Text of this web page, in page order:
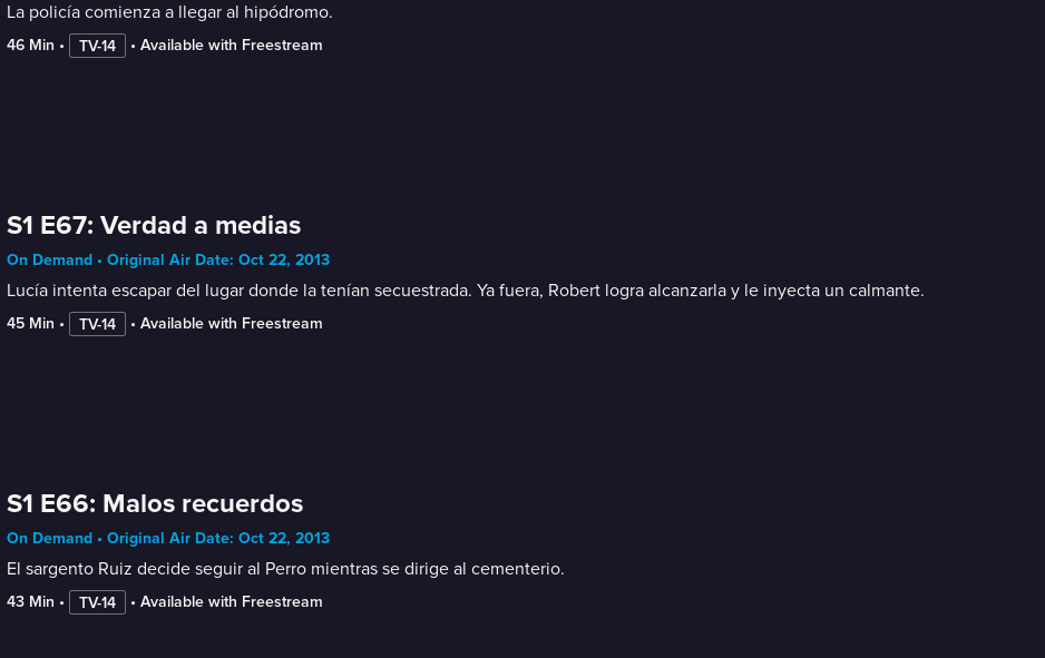
La policía comienza a llegar al hipódromo.
46 Min • TV-14 • Available with Freestream
S1 E67: Verdad a medias
On Demand • Original Air Date: Oct 22, 2013
Lucía intenta escapar del lugar donde la tenían secuestrada. Ya fuera, Robert logra alcanzarla y le inyecta un calmante.
45 Min • TV-14 • Available with Freestream
S1 E66: Malos recuerdos
On Demand • Original Air Date: Oct 22, 2013
El sargento Ruiz decide seguir al Perro mientras se dirige al cementerio.
43 Min • TV-14 • Available with Freestream